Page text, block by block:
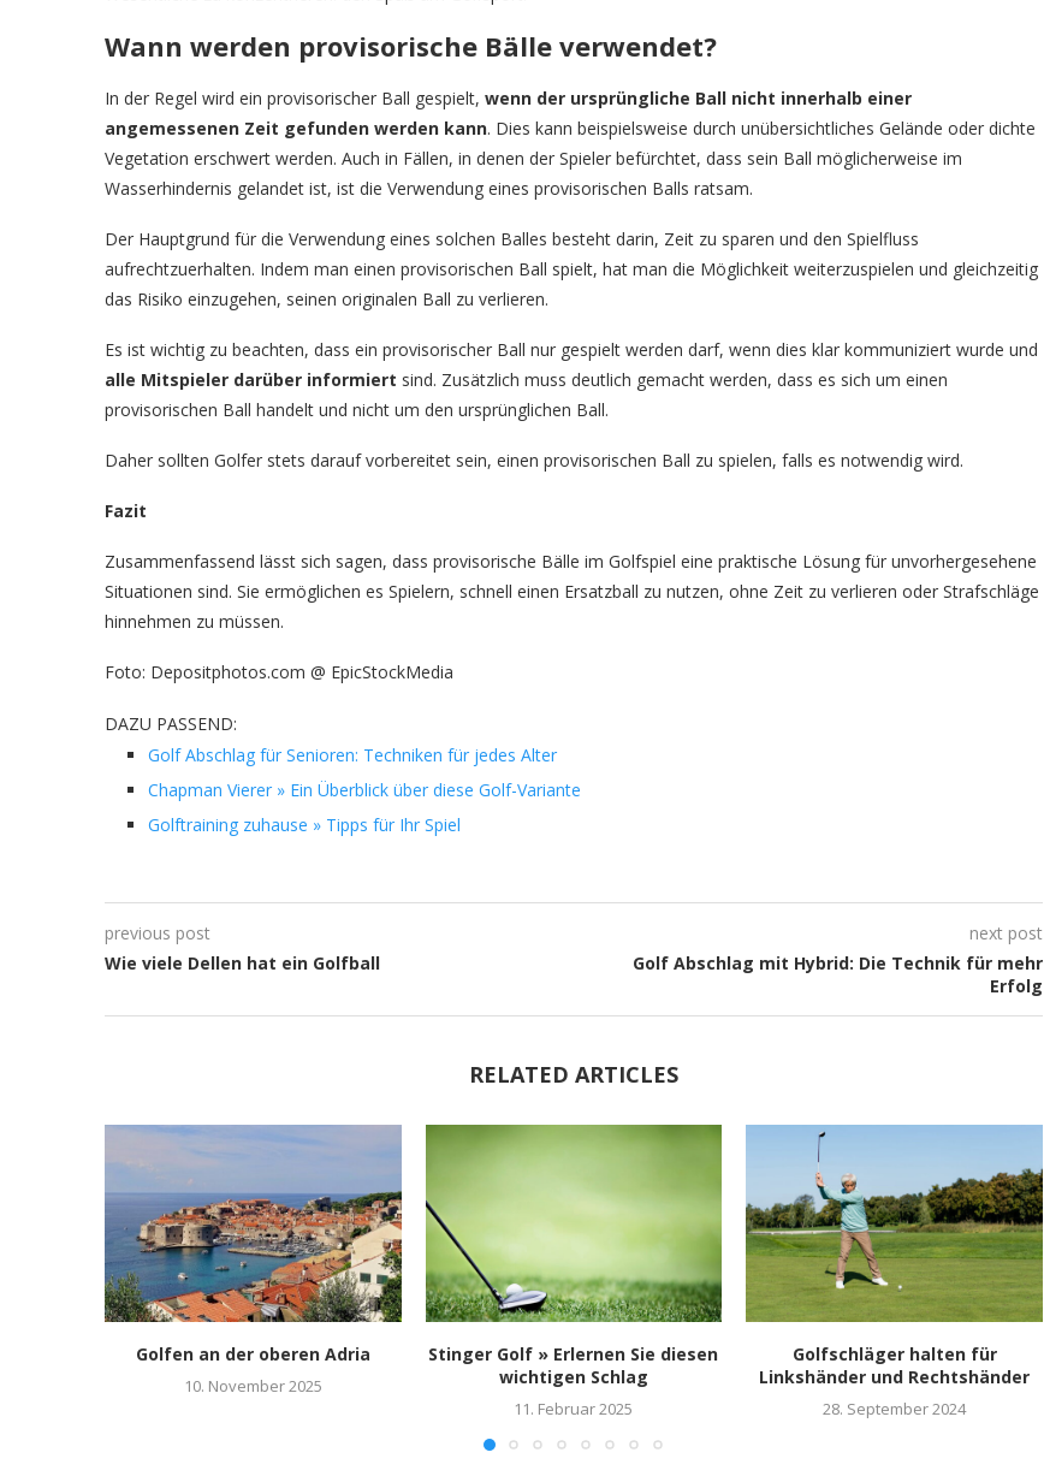
Wann werden provisorische Bälle verwendet?
In der Regel wird ein provisorischer Ball gespielt, wenn der ursprüngliche Ball nicht innerhalb einer
angemessenen Zeit gefunden werden kann. Dies kann beispielsweise durch unübersichtliches Gelände oder dichte
Vegetation erschwert werden. Auch in Fällen, in denen der Spieler befürchtet, dass sein Ball möglicherweise im
Wasserhindernis gelandet ist, ist die Verwendung eines provisorischen Balls ratsam.
Der Hauptgrund für die Verwendung eines solchen Balles besteht darin, Zeit zu sparen und den Spielfluss
aufrechtzuerhalten. Indem man einen provisorischen Ball spielt, hat man die Möglichkeit weiterzuspielen und gleichzeitig
das Risiko einzugehen, seinen originalen Ball zu verlieren.
Es ist wichtig zu beachten, dass ein provisorischer Ball nur gespielt werden darf, wenn dies klar kommuniziert wurde und
alle Mitspieler darüber informiert sind. Zusätzlich muss deutlich gemacht werden, dass es sich um einen
provisorischen Ball handelt und nicht um den ursprünglichen Ball.
Daher sollten Golfer stets darauf vorbereitet sein, einen provisorischen Ball zu spielen, falls es notwendig wird.
Fazit
Zusammenfassend lässt sich sagen, dass provisorische Bälle im Golfspiel eine praktische Lösung für unvorhergesehene
Situationen sind. Sie ermöglichen es Spielern, schnell einen Ersatzball zu nutzen, ohne Zeit zu verlieren oder Strafschläge
hinnehmen zu müssen.
Foto: Depositphotos.com @ EpicStockMedia
DAZU PASSEND:
Golf Abschlag für Senioren: Techniken für jedes Alter
Chapman Vierer » Ein Überblick über diese Golf-Variante
Golftraining zuhause » Tipps für Ihr Spiel
previous post
Wie viele Dellen hat ein Golfball
next post
Golf Abschlag mit Hybrid: Die Technik für mehr
Erfolg
RELATED ARTICLES
Golfen an der oberen Adria
10. November 2025
Stinger Golf » Erlernen Sie diesen
wichtigen Schlag
11. Februar 2025
Golfschläger halten für
Linkshänder und Rechtshänder
28. September 2024